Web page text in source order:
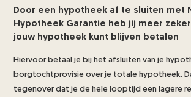
Door een hypotheek af te sluiten met
Hypotheek Garantie heb jij meer
jouw hypotheek kunt blijven betalen
Hiervoor betaal je bij het afsluiten van je
borgtochtprovisie over je totale hypotheek.
tegenover dat je de hele looptijd een lagere